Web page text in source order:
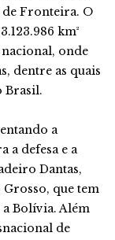
de Fronteira. O
km²
onde
dentre as quais
Brasil.
a
a defesa e a
Dantas,
que tem
Bolívia. Além
de